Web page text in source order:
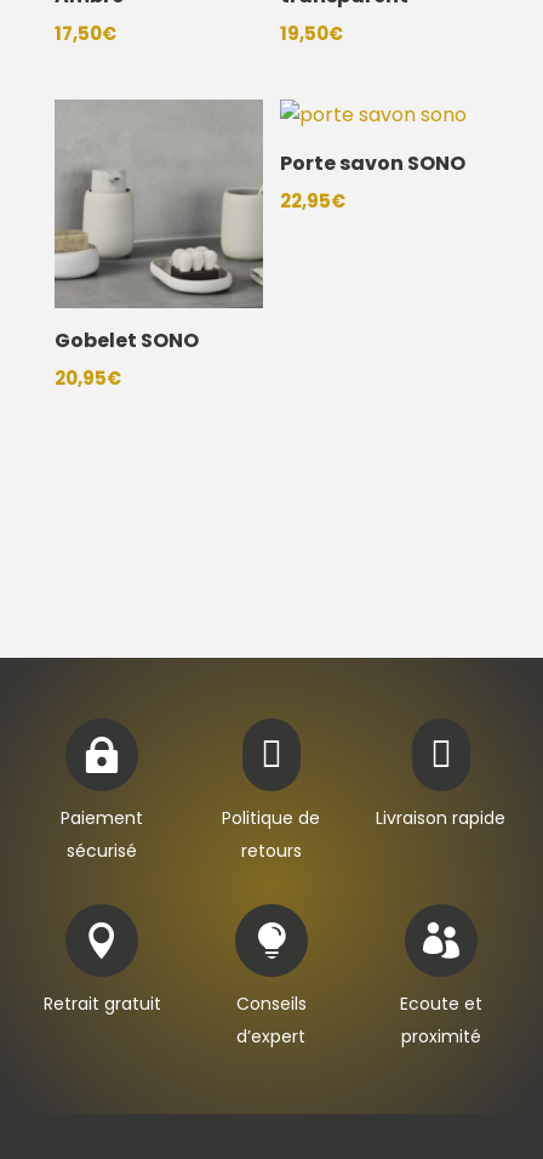
17,50€ 19,50€
Gobelet SONO
20,95€
Porte savon SONO
22,95€

Paiement
sécurisé

Politique de
retours

Livraison rapide

Retrait gratuit

Conseils
d’expert

Ecoute et
proximité